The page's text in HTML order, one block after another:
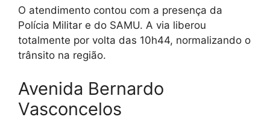
O atendimento contou com a presença da
Polícia Militar e do SAMU. A via liberou
totalmente por volta das 10h44, normalizando o
trânsito na região.
Avenida Bernardo
Vasconcelos